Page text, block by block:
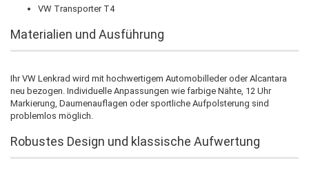
VW Transporter T4
Materialien und Ausführung
Ihr VW Lenkrad wird mit hochwertigem Automobilleder oder Alcantara
neu bezogen. Individuelle Anpassungen wie farbige Nähte, 12 Uhr
Markierung, Daumenauflagen oder sportliche Aufpolsterung sind
problemlos möglich.
Robustes Design und klassische Aufwertung